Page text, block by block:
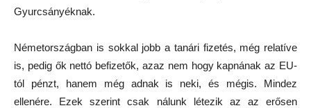
Gyurcsányéknak.
Németországban is sokkal jobb a tanári fizetés, még relatíve
is, pedig ők nettó befizetők, azaz nem hogy kapnának az EU-
tól pénzt, hanem még adnak is neki, és mégis. Mindez
ellenére. Ezek szerint csak nálunk létezik az az erősen